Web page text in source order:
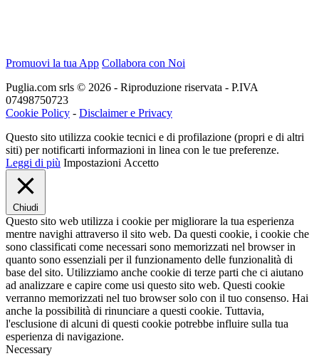
Promuovi la tua App Collabora con Noi
Puglia.com srls © 2026 - Riproduzione riservata - P.IVA
07498750723
Cookie Policy - Disclaimer e Privacy
Questo sito utilizza cookie tecnici e di profilazione (propri e di altri
siti) per notificarti informazioni in linea con le tue preferenze.
Leggi di più Impostazioni Accetto
Chiudi
Questo sito web utilizza i cookie per migliorare la tua esperienza
mentre navighi attraverso il sito web. Da questi cookie, i cookie che
sono classificati come necessari sono memorizzati nel browser in
quanto sono essenziali per il funzionamento delle funzionalità di
base del sito. Utilizziamo anche cookie di terze parti che ci aiutano
ad analizzare e capire come usi questo sito web. Questi cookie
verranno memorizzati nel tuo browser solo con il tuo consenso. Hai
anche la possibilità di rinunciare a questi cookie. Tuttavia,
l'esclusione di alcuni di questi cookie potrebbe influire sulla tua
esperienza di navigazione.
Necessary